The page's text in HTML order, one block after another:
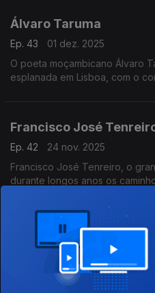
Álvaro Taruma
Ep. 43
01 dez. 2025
O poeta moçambicano Álvaro
esplanada em Lisboa, com o
Francisco José
Ep. 42
24 nov. 2025
Francisco José Tenreiro, o
durante longos anos os caminhos do exílio
ao longo dos próximos minutos.
Sarah Lubala,
Ep. 41
17 nov. 2025
Sarah Lubala é uma jovem
congolesa. Nesta Hora das